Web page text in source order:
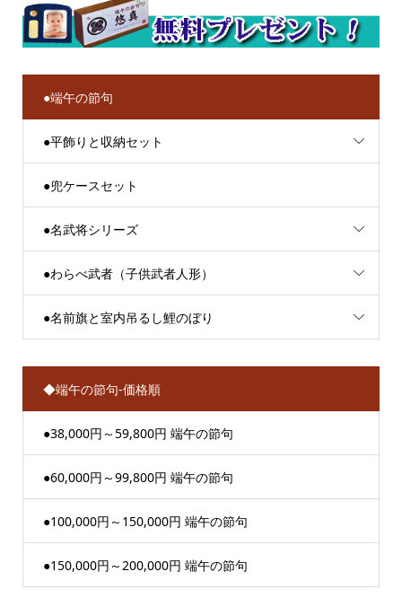
●端午の節句
●平飾りと収納セット
●兜ケースセット
●名武将シリーズ
●わらべ武者（子供武者人形）
●名前旗と室内吊るし鯉のぼり
◆端午の節句-価格順
●38,000円～59,800円 端午の節句
●60,000円～99,800円 端午の節句
●100,000円～150,000円 端午の節句
●150,000円～200,000円 端午の節句